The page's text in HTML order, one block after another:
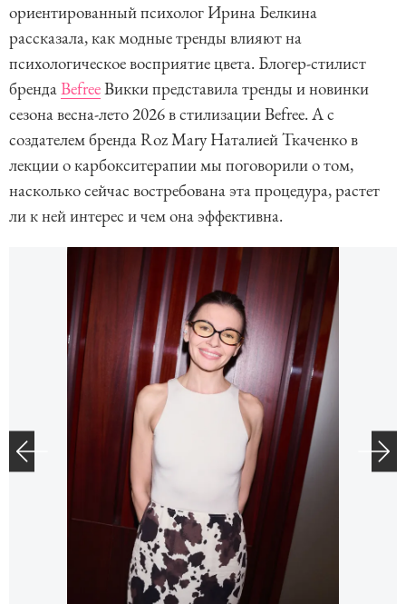
ориентированный психолог Ирина Белкина
рассказала, как модные тренды влияют на
психологическое восприятие цвета. Блогер-стилист
брендаBefreeВикки представила тренды и новинки
сезона весна-лето 2026 в стилизации Befree. А с
создателем бренда Roz Mary Наталией Ткаченко в
лекции о карбокситерапии мы поговорили о том,
насколько сейчас востребована эта процедура, растет
ли к ней интерес и чем она эффективна.